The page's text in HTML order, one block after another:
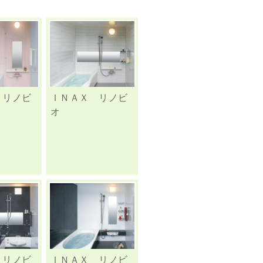
ノビ
ＩＮＡＸ リノビ
オ
ノビ ＩＮＡＸ リノビ